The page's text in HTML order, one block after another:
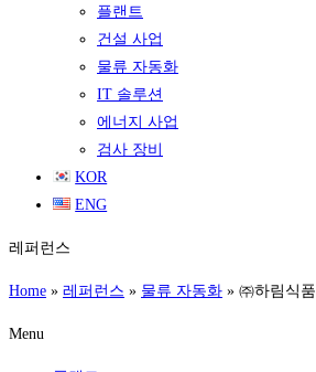
플랜트
건설 사업
물류 자동화
IT 솔루션
에너지 사업
검사 장비
KOR
ENG
레퍼런스
Home » 레퍼런스 » 물류 자동화 » ㈜하림식품
Menu